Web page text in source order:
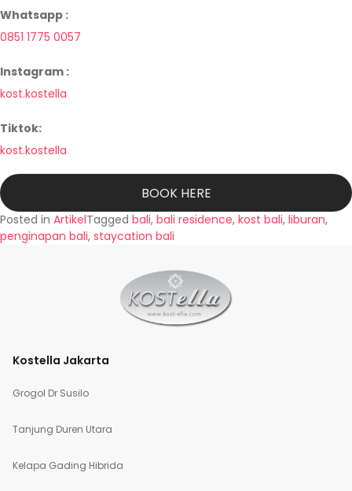
Whatsapp :
0851 1775 0057
Instagram :
kost.kostella
Tiktok:
kost.kostella
BOOK HERE
Posted in ArtikelTagged bali, bali residence, kost bali, liburan,
penginapan bali, staycation bali
Kostella Jakarta
Grogol Dr Susilo
Tanjung Duren Utara
Kelapa Gading Hibrida